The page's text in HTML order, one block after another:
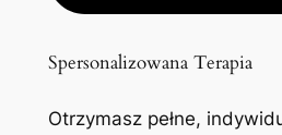
Spersonalizowana Terapia
Otrzymasz pełne,